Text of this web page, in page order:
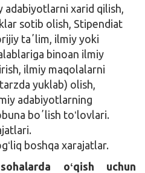
adabiyotlarni xarid qilish,
sotib olish, Stipendiat
taʼlim, ilmiy yoki
binoan ilmiy
ilmiy maqolalarni
yuklab) olish,
adabiyotlarning
boʼlish toʻlovlari.
boshqa xarajatlar.
oʻqish uchun